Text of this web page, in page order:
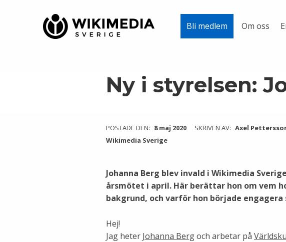
Bli medlem Om oss
Ny i styrelsen:
POSTADE DEN: 8 maj 2020 SKRIVEN AV: Axel
Wikimedia Sverige
Johanna Berg blev invald i Wikimedia
årsmötet i april. Här berättar hon om vem
bakgrund, och varför hon började
Hej!
Jag heter Johanna Bergoch arbetar på